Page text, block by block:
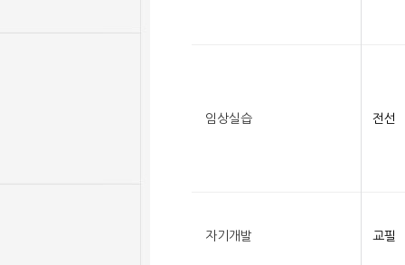
임상실습 전선
자기개발 교필